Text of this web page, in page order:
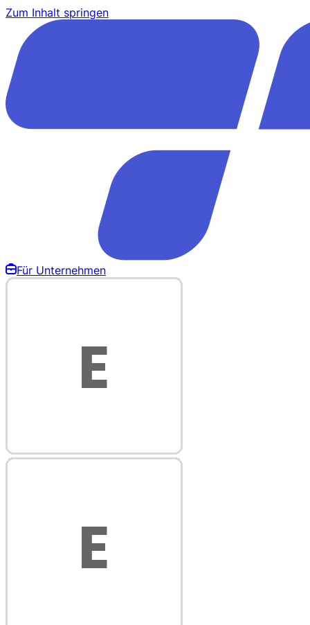
Zum Inhalt springen
Für Unternehmen